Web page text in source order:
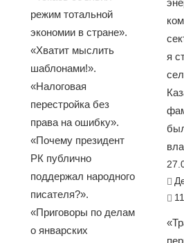
режим тотальной
экономии в стране».
«Хватит мыслить
шаблонами!».
«Налоговая
перестройка без
права на ошибку».
«Почему президент
РК публично
поддержал народного
писателя?».
«Приговоры по делам
о январских
я